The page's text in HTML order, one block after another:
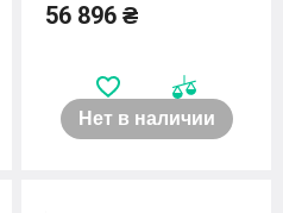
56 896 ₴
Нет в наличии